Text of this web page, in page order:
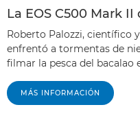
La EOS C500 Mark
Roberto Palozzi, científico
enfrentó a tormentas de
filmar la pesca del bacalao
MÁS INFORMACIÓN